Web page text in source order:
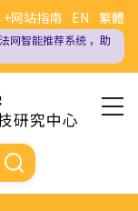
EN 繁體
+网站指南
网智能推荐系统 ，助